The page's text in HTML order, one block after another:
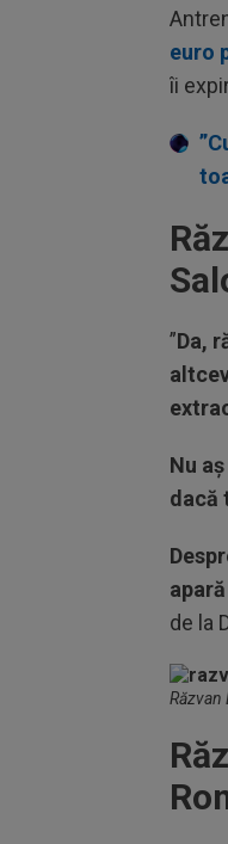
euro
îi
”Da,
Nu
dacă
de la
Răzvan